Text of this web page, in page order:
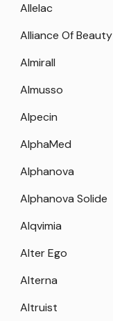
Allelac
Alliance Of Beauty
Almirall
Almusso
Alpecin
AlphaMed
Alphanova
Alphanova Solide
Alqvimia
Alter Ego
Alterna
Altruist